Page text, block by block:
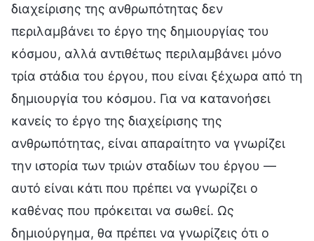
διαχείρισης της ανθρωπότητας δεν
περιλαμβάνει το έργο της δημιουργίας του
κόσμου, αλλά αντιθέτως περιλαμβάνει μόνο
τρία στάδια του έργου, που είναι ξέχωρα από τη
δημιουργία του κόσμου. Για να κατανοήσει
κανείς το έργο της διαχείρισης της
ανθρωπότητας, είναι απαραίτητο να γνωρίζει
την ιστορία των τριών σταδίων του έργου —
αυτό είναι κάτι που πρέπει να γνωρίζει ο
καθένας που πρόκειται να σωθεί. Ως
δημιούργημα, θα πρέπει να γνωρίζεις ότι ο